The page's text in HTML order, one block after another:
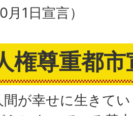
月1日宣言）
権尊重都市
間が幸せに生きて